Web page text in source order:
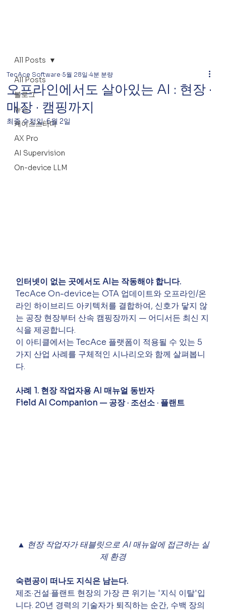
All Posts
블로그
뉴스
케이스스터디
AX Pro
AI Supervision
On-device LLM
All Posts
오프라인에서도 살아있는 AI : 현장 ·
매장 · 캠핑까지
TecAce Software 5월 28일 4분 분량
최종 수정일:6월 2일
인터넷이 없는 곳에서도 AI는 작동해야 합니다.
TecAce On-device는 OTA 업데이트와 오프라인/온
라인 하이브리드 아키텍처를 결합하여, 신호가 닿지 않
는 공장 현장부터 산속 캠핑장까지 — 어디서든 최신 지
식을 제공합니다.
이 아티클에서는 TecAce 플랫폼이 적용될 수 있는 5
가지 산업 사례를 구체적인 시나리오와 함께 살펴봅니
다.
사례 1. 현장 작업자용 AI 매뉴얼 동반자
Field AI Companion — 공장 · 조선소 · 플랜트
▲ 현장 작업자가 태블릿으로 AI 매뉴얼에 접근하는 실
제 환경
숙련공이 떠나도 지식은 남는다.
제조·건설·플랜트 현장의 가장 큰 위기는 '지식 이탈'입
니다. 20년 경력의 기술자가 퇴직하는 순간, 수백 장의